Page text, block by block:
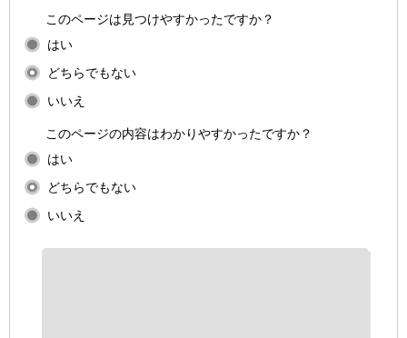
このページは見つけやすかったですか？
はい
どちらでもない
いいえ
このページの内容はわかりやすかったですか？
はい
どちらでもない
いいえ